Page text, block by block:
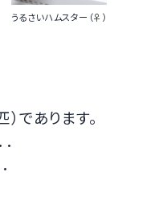
うるさいハムスター（♀）
であります。